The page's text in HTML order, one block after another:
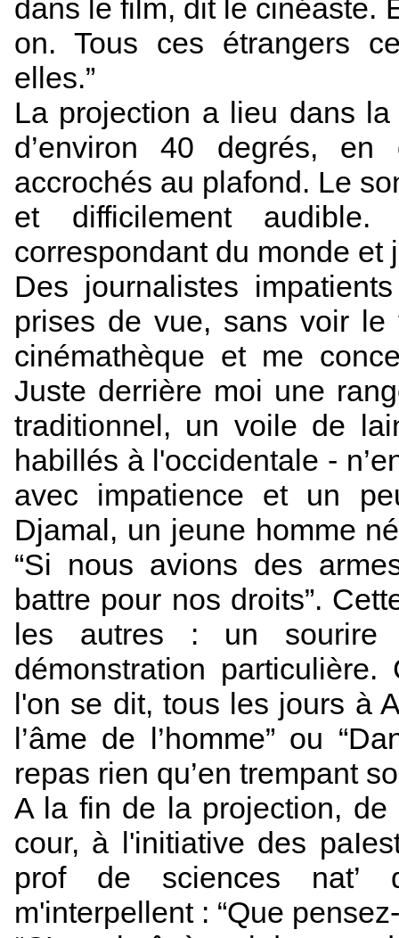
dans le film, dit le cinéaste.
on. Tous ces étrangers
elles.”
La projection a lieu dans
d’environ 40 degrés, en
accrochés au plafond. Le
et difficilement
correspondant du monde et
Des journalistes
prises de vue, sans voir
cinémathèque et me
Juste derrière moi une
traditionnel, un voile de
habillés à l'occidentale -
avec impatience et un
Djamal, un jeune homme
“Si nous avions des
battre pour nos droits”.
les autres : un sourire
démonstration
l'on se dit, tous les jours à
l’âme de l’homme” ou
repas rien qu’en trempant
A la fin de la projection,
cour, à l'initiative des
prof de sciences nat’
m'interpellent : “Que